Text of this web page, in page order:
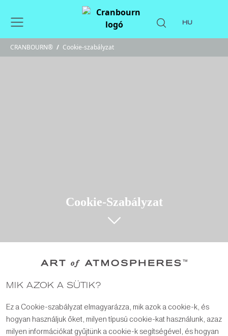
HU
CRANBOURN® / Cookie-szabályzat
Cookie-Szabályzat
MIK AZOK A SÜTIK?
Ez a Cookie-szabályzat elmagyarázza, mik azok a cookie-k, és
hogyan használjuk őket, milyen típusú cookie-kat használunk, azaz
milyen információkat gyűjtünk a cookie-k segítségével, és hogyan